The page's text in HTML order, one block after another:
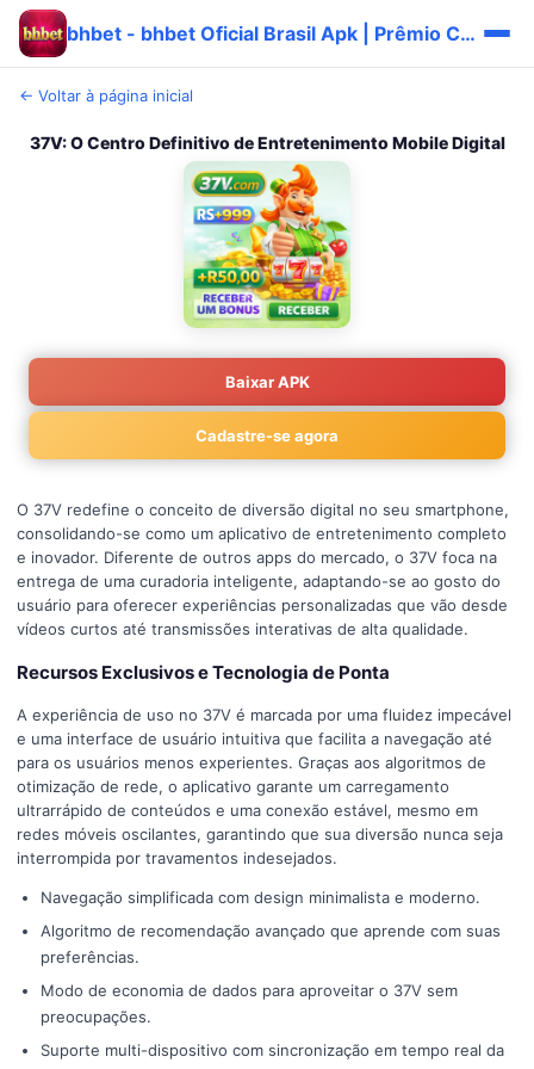
bhbet - bhbet Oficial Brasil Apk | Prêmio Carteira 🔥
← Voltar à página inicial
37V: O Centro Definitivo de Entretenimento Mobile Digital
Baixar APK
Cadastre-se agora
O 37V redefine o conceito de diversão digital no seu smartphone,
consolidando-se como um aplicativo de entretenimento completo
e inovador. Diferente de outros apps do mercado, o 37V foca na
entrega de uma curadoria inteligente, adaptando-se ao gosto do
usuário para oferecer experiências personalizadas que vão desde
vídeos curtos até transmissões interativas de alta qualidade.
Recursos Exclusivos e Tecnologia de Ponta
A experiência de uso no 37V é marcada por uma fluidez impecável
e uma interface de usuário intuitiva que facilita a navegação até
para os usuários menos experientes. Graças aos algoritmos de
otimização de rede, o aplicativo garante um carregamento
ultrarrápido de conteúdos e uma conexão estável, mesmo em
redes móveis oscilantes, garantindo que sua diversão nunca seja
interrompida por travamentos indesejados.
Navegação simplificada com design minimalista e moderno.
Algoritmo de recomendação avançado que aprende com suas
preferências.
Modo de economia de dados para aproveitar o 37V sem
preocupações.
Suporte multi-dispositivo com sincronização em tempo real da